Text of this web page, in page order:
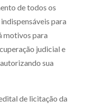
de todos os
para
motivos para
judicial e
sua
de licitação da